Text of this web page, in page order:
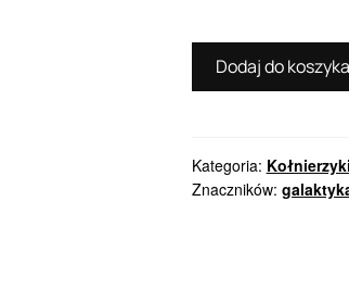
ilość
Kołnierzyk
-
jasny
Dodaj do koszyka
Kategoria: Kołnierzyki
Znaczników: